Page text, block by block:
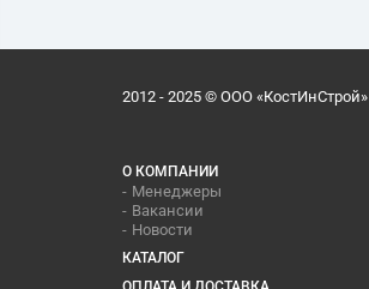
2012 - 2025 © ООО «КостИнСтрой»
О КОМПАНИИ
Менеджеры
Вакансии
Новости
КАТАЛОГ